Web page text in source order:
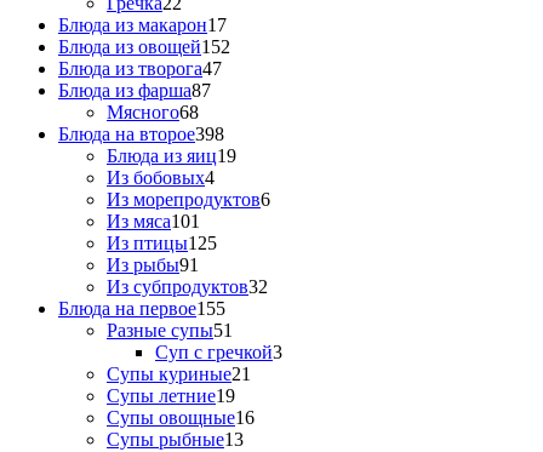
Блюда из макарон17
Блюда из овощей152
Блюда из творога47
Блюда из фарша87
Мясного68
Блюда на второе398
Блюда из яиц19
Из бобовых4
Из морепродуктов6
Из мяса101
Из птицы125
Из рыбы91
Из субпродуктов32
Блюда на первое155
Разные супы51
Суп с гречкой3
Супы куриные21
Супы летние19
Супы овощные16
Супы рыбные13